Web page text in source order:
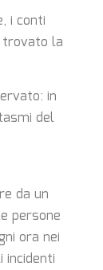
i conti
trovato la
in
del
da un
persone
ora nei
incidenti